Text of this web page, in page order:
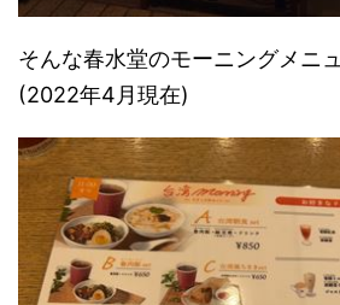
そんな春水堂のモーニングメニ
(2022年4月現在)